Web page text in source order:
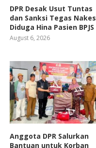
DPR Desak Usut Tuntas
dan Sanksi Tegas Nakes
Diduga Hina Pasien BPJS
August 6, 2026
Anggota DPR Salurkan
Bantuan untuk Korban